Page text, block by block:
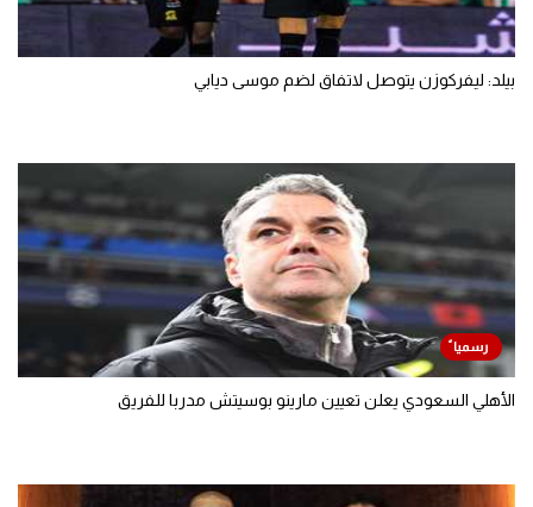
بيلد: ليفركوزن يتوصل لاتفاق لضم موسى ديابي
الأهلي السعودي يعلن تعيين مارينو بوسيتش مدربا للفريق